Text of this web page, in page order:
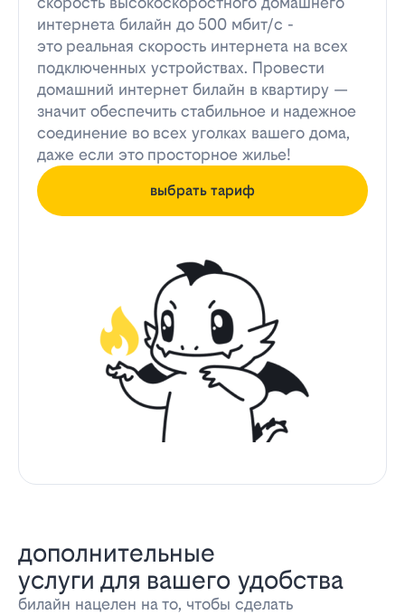
интернета билайн до 500 мбит/с -
это реальная скорость интернета на всех
подключенных устройствах. Провести
домашний интернет билайн в квартиру —
значит обеспечить стабильное и надежное
соединение во всех уголках вашего дома,
даже если это просторное жилье!
выбрать тариф
дополнительные
услуги для вашего удобства
билайн нацелен на то, чтобы сделать